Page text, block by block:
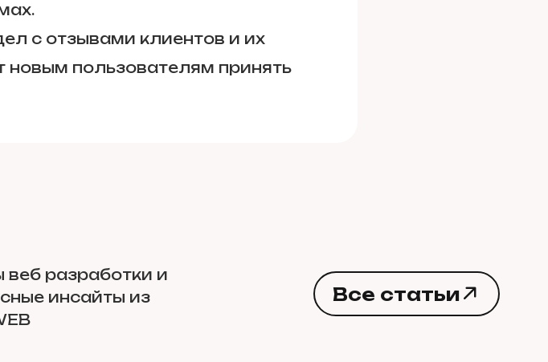
с отзывами клиентов и их
новым пользователям принять
веб разработки и
инсайты из
Все статьи
Все статьи